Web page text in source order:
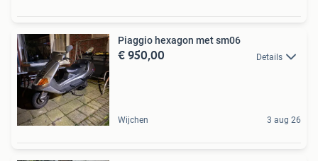
Piaggio hexagon met sm06
€ 950,00 Details
Wijchen 3 aug 26